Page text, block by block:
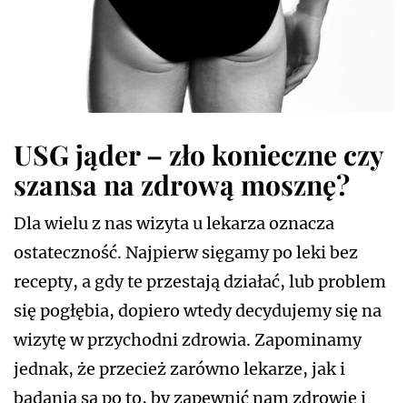
USG jąder – zło konieczne czy
szansa na zdrową mosznę?
Dla wielu z nas wizyta u lekarza oznacza
ostateczność. Najpierw sięgamy po leki bez
recepty, a gdy te przestają działać, lub problem
się pogłębia, dopiero wtedy decydujemy się na
wizytę w przychodni zdrowia. Zapominamy
jednak, że przecież zarówno lekarze, jak i
badania są po to, by zapewnić nam zdrowie i